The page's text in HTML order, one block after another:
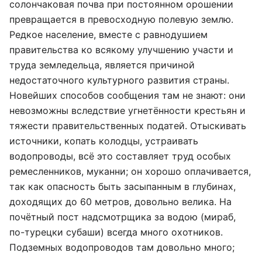
солончаковая почва при постоянном орошении
превращается в превосходную полевую землю.
Редкое население, вместе с равнодушием
правительства ко всякому улучшению участи и
труда земледельца, является причиной
недостаточного культурного развития страны.
Новейших способов сообщения там не знают: они
невозможны вследствие угнетённости крестьян и
тяжести правительственных податей. Отыскивать
источники, копать колодцы, устраивать
водопроводы, всё это составляет труд особых
ремесленников, муканни; он хорошо оплачивается,
так как опасность быть засыпанным в глубинах,
доходящих до 60 метров, довольно велика. На
почётный пост надсмотрщика за водою (мираб,
по-турецки субаши) всегда много охотников.
Подземных водопроводов там довольно много;